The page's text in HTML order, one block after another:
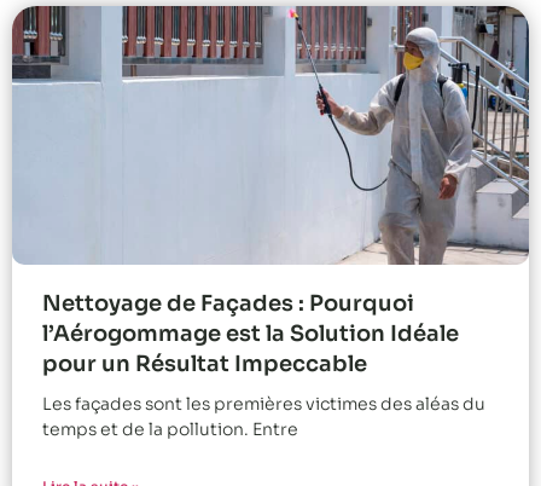
Nettoyage de Façades : Pourquoi
l’Aérogommage est la Solution Idéale
pour un Résultat Impeccable
Les façades sont les premières victimes des aléas du
temps et de la pollution. Entre